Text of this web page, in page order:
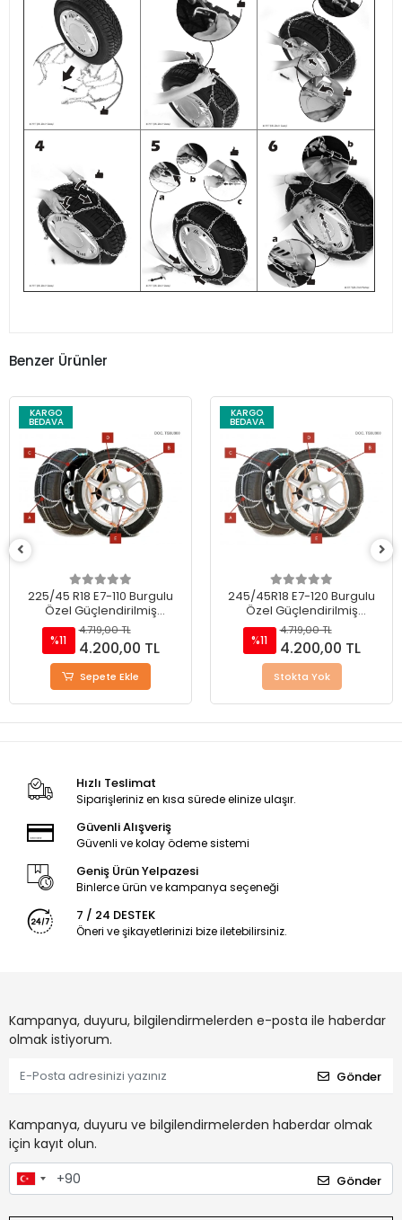
Benzer Ürünler
KARGO
BEDAVA
225/45 R18 E7-110 Burgulu
Özel Güçlendirilmiş
Takmatik Kar Zinciri
%11
4.719,00 TL
4.200,00 TL
Sepete Ekle
KARGO
BEDAVA
245/45R18 E7-120 Burgulu
Özel Güçlendirilmiş
Takmatik Kar Zinciri
%11
4.719,00 TL
4.200,00 TL
Stokta Yok
Hızlı Teslimat
Siparişleriniz en kısa sürede elinize ulaşır.
Güvenli Alışveriş
Güvenli ve kolay ödeme sistemi
Geniş Ürün Yelpazesi
Binlerce ürün ve kampanya seçeneği
7 / 24 DESTEK
Öneri ve şikayetlerinizi bize iletebilirsiniz.
Kampanya, duyuru, bilgilendirmelerden e-posta ile haberdar
olmak istiyorum.
Gönder
Kampanya, duyuru ve bilgilendirmelerden haberdar olmak
için kayıt olun.
Gönder